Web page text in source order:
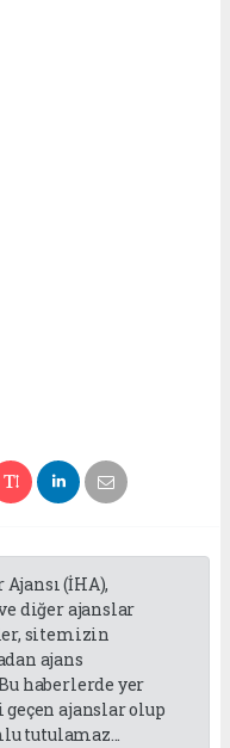
(İHA),
diğer ajanslar
sitemizin
ajans
haberlerde yer
ajanslar olup
tutulamaz...